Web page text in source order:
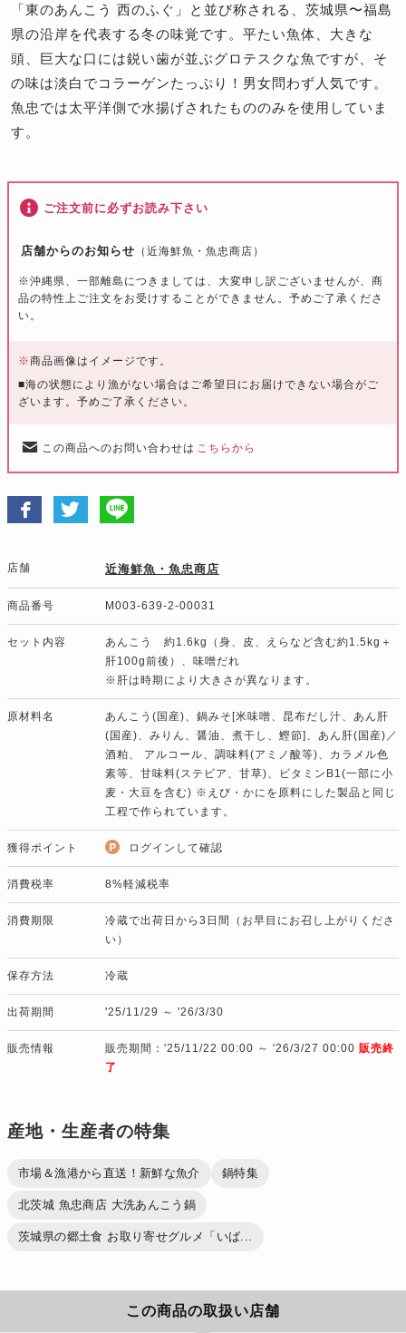
「東のあんこう 西のふぐ」と並び称される、茨城県〜福島
県の沿岸を代表する冬の味覚です。平たい魚体、大きな
頭、巨大な口には鋭い歯が並ぶグロテスクな魚ですが、そ
の味は淡白でコラーゲンたっぷり！男女問わず人気です。
魚忠では太平洋側で水揚げされたもののみを使用していま
す。
ご注文前に必ずお読み下さい
店舗からのお知らせ （近海鮮魚・魚忠商店）
※沖縄県、一部離島につきましては、大変申し訳ございませんが、商
品の特性上ご注文をお受けすることができません。予めご了承くださ
い。
※商品画像はイメージです。
■海の状態により漁がない場合はご希望日にお届けできない場合がご
ざいます。予めご了承ください。
この商品へのお問い合わせは こちらから
店舗 近海鮮魚・魚忠商店
商品番号 M003-639-2-00031
セット内容
あんこう 約1.6kg（身、皮、えらなど含む約1.5kg＋
肝100g前後）、味噌だれ
※肝は時期により大きさが異なります。
原材料名
あんこう(国産)、鍋みそ[米味噌、昆布だし汁、あん肝
(国産)、みりん、醤油、煮干し、鰹節]、あん肝(国産)／
酒粕、 アルコール、調味料(アミノ酸等)、カラメル色
素等、甘味料(ステビア、甘草)、ビタミンB1(一部に小
麦・大豆を含む) ※えび・かにを原料にした製品と同じ
工程で作られています。
獲得ポイント ログインして確認
消費税率 8%軽減税率
消費期限
冷蔵で出荷日から3日間（お早目にお召し上がりくださ
い）
保存方法 冷蔵
出荷期間 '25/11/29 ～ '26/3/30
販売情報 販売期間：'25/11/22 00:00 ～ '26/3/27 00:00 販売終
了
産地・生産者の特集
市場＆漁港から直送！新鮮な魚介 鍋特集
北茨城 魚忠商店 大洗あんこう鍋
茨城県の郷土食 お取り寄せグルメ「いば...
この商品の取扱い店舗